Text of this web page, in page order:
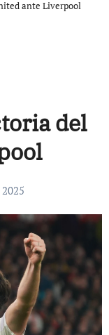
ante Liverpool
del